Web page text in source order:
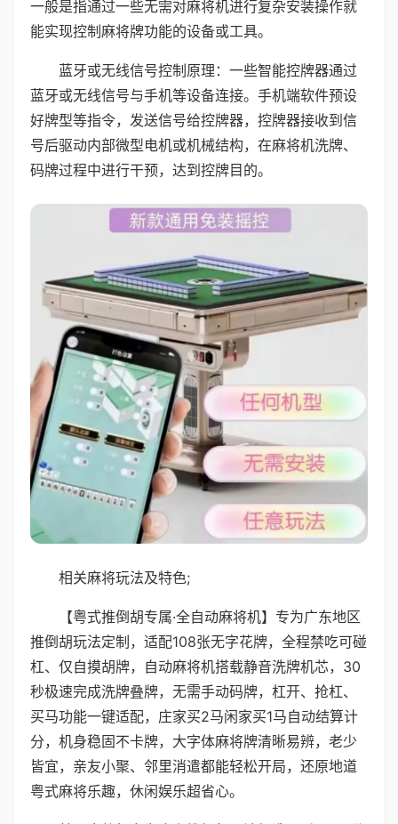
一般是指通过一些无需对麻将机进行复杂安装操作就
能实现控制麻将牌功能的设备或工具。
蓝牙或无线信号控制原理：一些智能控牌器通过
蓝牙或无线信号与手机等设备连接。手机端软件预设
好牌型等指令，发送信号给控牌器，控牌器接收到信
号后驱动内部微型电机或机械结构，在麻将机洗牌、
码牌过程中进行干预，达到控牌目的。
相关麻将玩法及特色;
【粤式推倒胡专属·全自动麻将机】专为广东地区
推倒胡玩法定制，适配108张无字花牌，全程禁吃可碰
杠、仅自摸胡牌，自动麻将机搭载静音洗牌机芯，30
秒极速完成洗牌叠牌，无需手动码牌，杠开、抢杠、
买马功能一键适配，庄家买2马闲家买1马自动结算计
分，机身稳固不卡牌，大字体麻将牌清晰易辨，老少
皆宜，亲友小聚、邻里消遣都能轻松开局，还原地道
粤式麻将乐趣，休闲娱乐超省心。